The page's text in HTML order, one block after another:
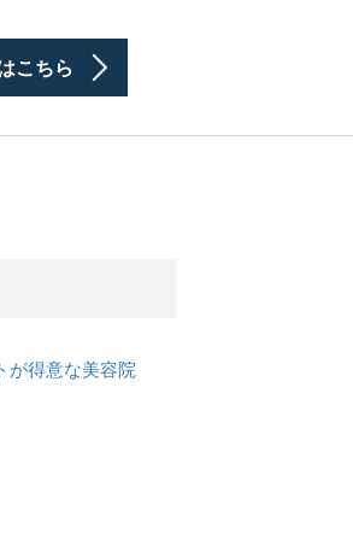
こちら
が得意な美容院